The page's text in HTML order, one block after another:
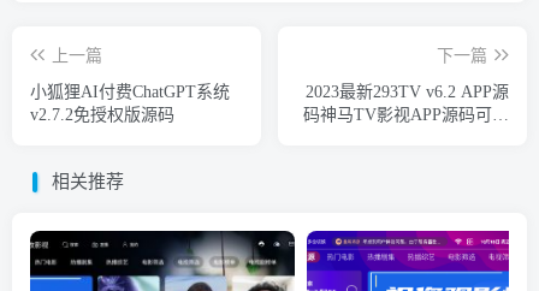
上一篇
小狐狸AI付费ChatGPT系统
v2.7.2免授权版源码
下一篇
2023最新293TV v6.2 APP源
码神马TV影视APP源码可对
相关推荐